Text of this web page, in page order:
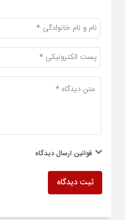
قوانین ارسال دیدگاه
ثبت دیدگاه